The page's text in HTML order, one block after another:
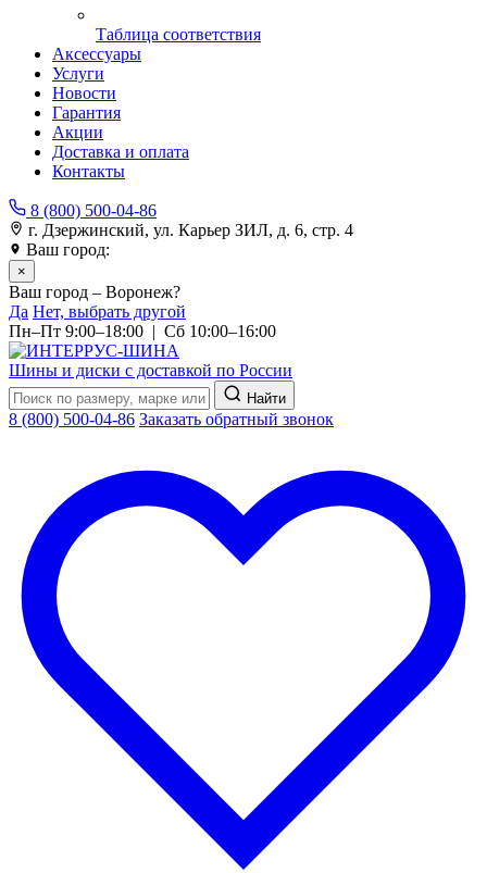
Таблица соответствия
Аксессуары
Услуги
Новости
Гарантия
Акции
Доставка и оплата
Контакты
8 (800) 500-04-86
г. Дзержинский, ул. Карьер ЗИЛ, д. 6, стр. 4
Ваш город:
×
Ваш город – Воронеж?
Да Нет, выбрать другой
Пн–Пт 9:00–18:00 | Сб 10:00–16:00
Шины и диски с доставкой по России
Найти
8 (800) 500-04-86 Заказать обратный звонок